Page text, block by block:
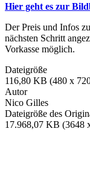
Hier geht es zur
Der Preis und Infos
nächsten Schritt
Vorkasse möglich.
Dateigröße
116,80 KB (480 x
Autor
Nico Gilles
Dateigröße des
17.968,07 KB (3648